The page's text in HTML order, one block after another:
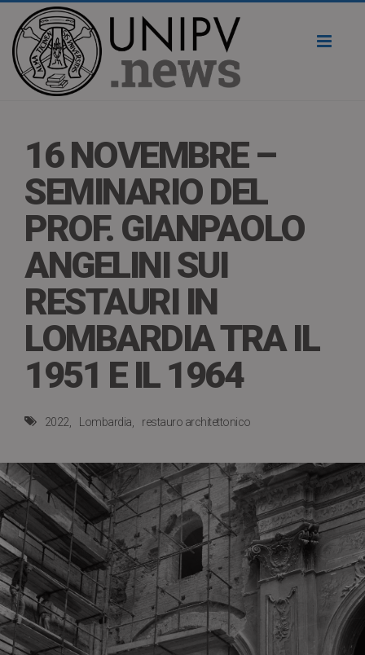
16 NOVEMBRE –
SEMINARIO DEL
PROF. GIANPAOLO
ANGELINI SUI
RESTAURI IN
LOMBARDIA TRA IL
1951 E IL 1964
2022 Lombardia restauro architettonico